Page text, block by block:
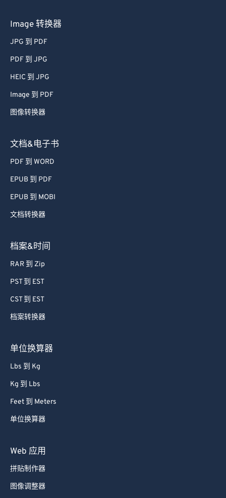
Image 转换器
JPG 到 PDF
PDF 到 JPG
HEIC 到 JPG
Image 到 PDF
图像转换器
文档&电子书
PDF 到 WORD
EPUB 到 PDF
EPUB 到 MOBI
文档转换器
档案&时间
RAR 到 Zip
PST 到 EST
CST 到 EST
档案转换器
单位换算器
Lbs 到 Kg
Kg 到 Lbs
Feet 到 Meters
单位换算器
Web 应用
拼贴制作器
图像调整器